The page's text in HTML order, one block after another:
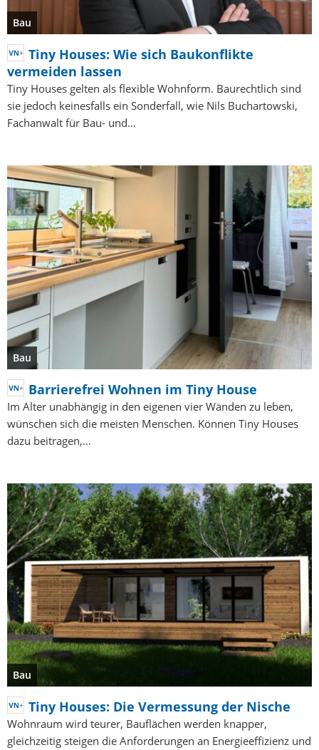
Bau
Tiny Houses: Wie sich Baukonflikte
vermeiden lassen
Tiny Houses gelten als flexible Wohnform. Baurechtlich sind
sie jedoch keinesfalls ein Sonderfall, wie Nils Buchartowski,
Fachanwalt für Bau- und…
Bau
Barrierefrei Wohnen im Tiny House
Im Alter unabhängig in den eigenen vier Wänden zu leben,
wünschen sich die meisten Menschen. Können Tiny Houses
dazu beitragen,…
Bau
Tiny Houses: Die Vermessung der Nische
Wohnraum wird teurer, Bauflächen werden knapper,
gleichzeitig steigen die Anforderungen an Energieeffizienz und